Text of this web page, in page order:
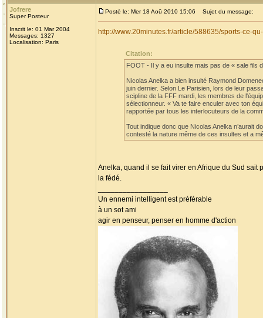
Jofrere
Super Posteur
Inscrit le: 01 Mar 2004
Messages: 1327
Localisation: Paris
Posté le: Mer 18 Aoû 2010 15:06 Sujet du message:
http://www.20minutes.fr/article/588635/sports-ce-
Citation:
FOOT - Il y a eu insulte mais pas de « sale fils
Nicolas Anelka a bien insulté Raymond
juin dernier. Selon Le Parisien, lors de leur
scipline de la FFF mardi, les membres de
sélectionneur. « Va te faire enculer avec ton
rapportée par tous les interlocuteurs de la
Tout indique donc que Nicolas Anelka n’aurait
contesté la nature même de ces insultes et a
Anelka, quand il se fait virer en Afrique du Sud
la fédé.
Un ennemi intelligent est préférable
à un sot ami
agir en penseur, penser en homme d'action